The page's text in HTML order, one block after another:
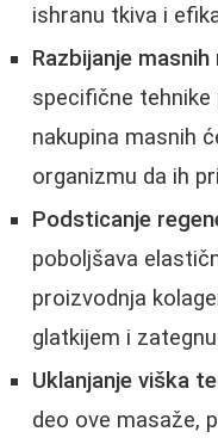
ishranu tkiva i
Razbijanje masnih
specifične
nakupina masnih
organizmu da ih
Podsticanje
poboljšava
proizvodnja
glatkijem i
Uklanjanje viška
deo ove masaže,